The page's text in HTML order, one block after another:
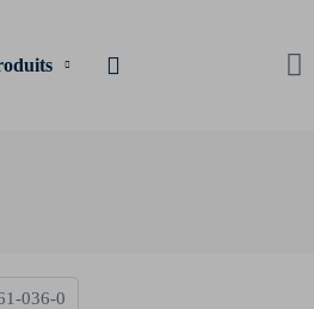
036-0